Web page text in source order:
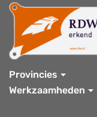
Provincies
Werkzaamheden